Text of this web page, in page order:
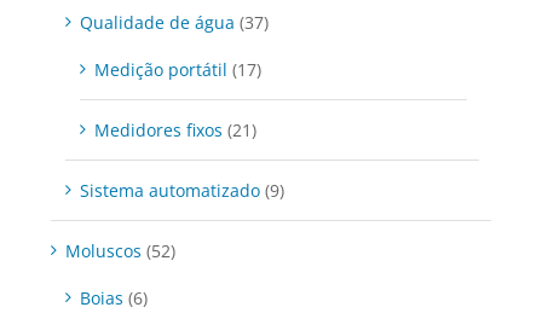
Qualidade de água (37)
Medição portátil (17)
Medidores fixos (21)
Sistema automatizado (9)
Moluscos (52)
Boias (6)